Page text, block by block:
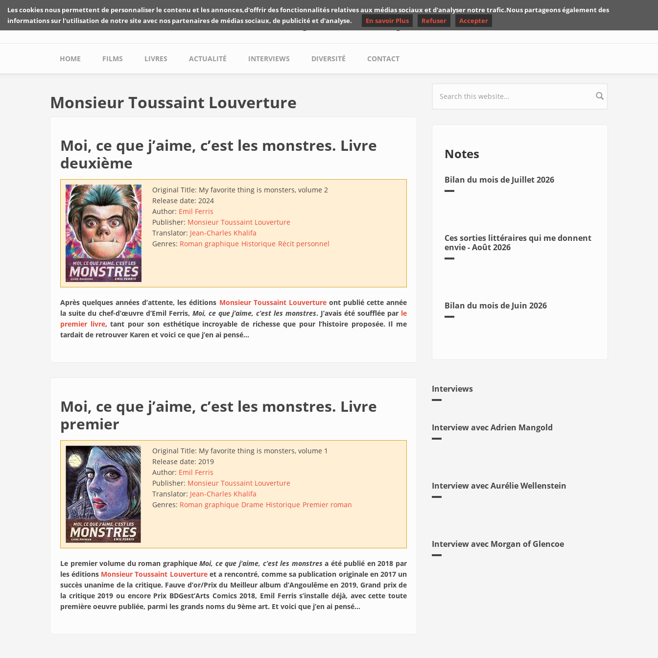
Skip to main content
Les critiques de Yuyine
Main menu
HOME FILMS LIVRES ACTUALITÉ INTERVIEWS DIVERSITÉ CONTACT
Monsieur Toussaint Louverture
Moi, ce que j’aime, c’est les monstres. Livre
deuxième
Original Title: My favorite thing is monsters, volume 2
Release date: 2024
Author: Emil Ferris
Publisher: Monsieur Toussaint Louverture
Translator: Jean-Charles Khalifa
Genres: Roman graphique Historique Récit personnel
Après quelques années d’attente, les éditions Monsieur Toussaint Louvertureont publié cette année
la suite du chef-d’œuvre d’Emil Ferris, Moi, ce que j’aime, c’est les monstres. J’avais été soufflée par le
premier livre, tant pour son esthétique incroyable de richesse que pour l’histoire proposée. Il me
tardait de retrouver Karen et voici ce que j’en ai pensé…
Moi, ce que j’aime, c’est les monstres. Livre
premier
Original Title: My favorite thing is monsters, volume 1
Release date: 2019
Author: Emil Ferris
Publisher: Monsieur Toussaint Louverture
Translator: Jean-Charles Khalifa
Genres: Roman graphique Drame Historique Premier roman
Le premier volume du roman graphiqueMoi, ce que j’aime, c’est les monstres a été publié en 2018 par
les éditions Monsieur Toussaint Louvertureet a rencontré, comme sa publication originale en 2017 un
succès unanime de la critique. Fauve d’or/Prix du Meilleur album d’Angoulême en 2019, Grand prix de
la critique 2019 ou encore Prix BDGest’Arts Comics 2018, Emil Ferris s’installe déjà, avec cette toute
première oeuvre publiée, parmi les grands noms du 9ème art. Et voici que j’en ai pensé…
Search form
Notes
Bilan du mois de Juillet 2026
Ces sorties littéraires qui me donnent
envie - Août 2026
Bilan du mois de Juin 2026
Interviews
Interview avec Adrien Mangold
Interview avec Aurélie Wellenstein
Interview avec Morgan of Glencoe
Les cookies nous permettent de personnaliser le contenu et les annonces,d'offrir des fonctionnalités relatives aux médias sociaux et d'analyser notre trafic.Nous partageons également des
informations sur l'utilisation de notre site avec nos partenaires de médias sociaux, de publicité et d'analyse.
En savoir Plus Refuser Accepter